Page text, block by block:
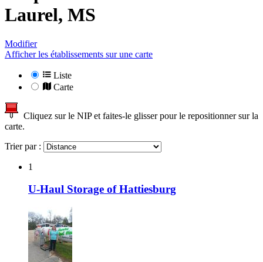
Laurel, MS
Modifier
Afficher les établissements sur une carte
Liste
Carte
Cliquez sur le NIP et faites-le glisser pour le repositionner sur la
carte.
Trier par :
1
U-Haul Storage of Hattiesburg